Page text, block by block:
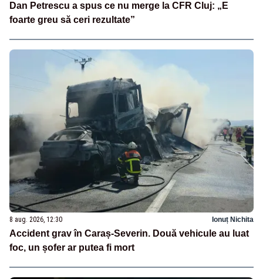
Dan Petrescu a spus ce nu merge la CFR Cluj: „E
foarte greu să ceri rezultate”
8 aug. 2026, 12:30 Ionuț Nichita
Accident grav în Caraș-Severin. Două vehicule au luat
foc, un șofer ar putea fi mort